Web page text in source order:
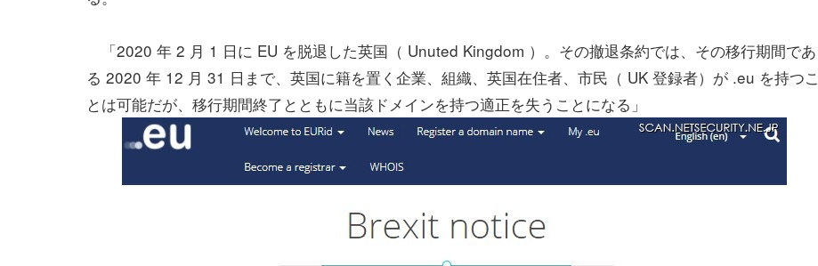
「2020 年 2 月 1 日に EU を脱退した英国（ Unuted Kingdom ）。その撤退条約では、その移行期間であ
る 2020 年 12 月 31 日まで、英国に籍を置く企業、組織、英国在住者、市民（ UK 登録者）が .eu を持つこ
とは可能だが、移行期間終了とともに当該ドメインを持つ適正を失うことになる」